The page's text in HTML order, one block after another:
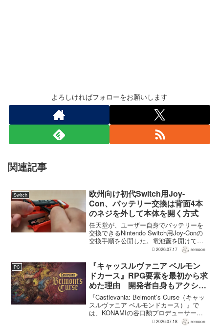
よろしければフォローをお願いします
関連記事
Switch
欧州向け初代Switch用Joy-
Con、バッテリー交換は背面4本
のネジを外して本体を開く方式
任天堂が、ユーザー自身でバッテリーを
交換できるNintendo Switch用Joy-Conの
交換手順を公開した。電池蓋を開けて入
れ替える方式ではなく、背面のネジ4本を
ケーブルを取り外す必要がある。この
改...
2026.07.17 remoon
PC
『キャッスルヴァニア ベルモン
ドカース』RPG要素を最初から求
めた理由 開発者自身もアクショ
ンのつらさを実感
『Castlevania: Belmont’s Curse（キャッ
スルヴァニア ベルモンドカース）』で
は、KONAMIの谷口勲プロデューサー
が、レベルアップを含むRPG的システム
2026.07.18 remoon